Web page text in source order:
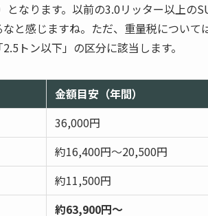
となります。以前の3.0リッター以上の
と感じますね。ただ、重量税について
トン以下」の区分に該当します。
金額目安（年間）
36,000円
約16,400円〜20,500円
約11,500円
約63,900円〜